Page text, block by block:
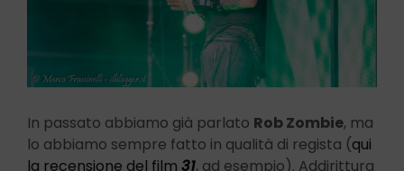
In passato abbiamo già parlato Rob Zombie, ma
lo abbiamo sempre fatto in qualità di regista (qui
la recensione del film 31, ad esempio). Addirittura